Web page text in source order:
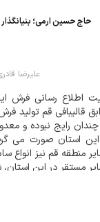
حاج حسین ارمی؛
علیرضا
اطلاع رسانی فرش
قالیبافی قم تولید
رایج نبوده و
استان صورت می
منطقه قم نیز انواع
مستقر در این